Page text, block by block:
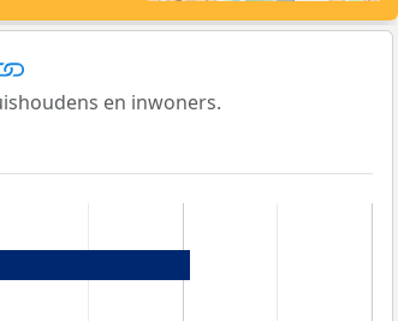
en inwoners.